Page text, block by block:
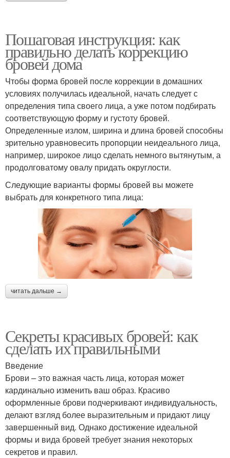
Пошаговая инструкция: как
правильно делать коррекцию
бровей дома
Чтобы форма бровей после коррекции в домашних
условиях получилась идеальной, начать следует с
определения типа своего лица, а уже потом подбирать
соответствующую форму и густоту бровей.
Определенные излом, ширина и длина бровей способны
зрительно уравновесить пропорции неидеального лица,
например, широкое лицо сделать немного вытянутым, а
продолговатому овалу придать округлости.
Следующие варианты формы бровей вы можете
выбрать для конкретного типа лица:
читать дальше →
Секреты красивых бровей: как
сделать их правильными
Введение
Брови – это важная часть лица, которая может
кардинально изменить ваш образ. Красиво
оформленные брови подчеркивают индивидуальность,
делают взгляд более выразительным и придают лицу
завершенный вид. Однако достижение идеальной
формы и вида бровей требует знания некоторых
секретов и правил.